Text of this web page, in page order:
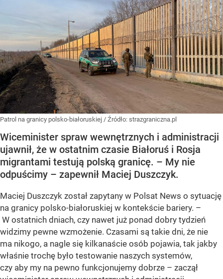
Patrol na granicy polsko-białoruskiej / Źródło: strazgraniczna.pl
Wiceminister spraw wewnętrznych i administracji
ujawnił, że w ostatnim czasie Białoruś i Rosja
migrantami testują polską granicę. – My nie
odpuścimy – zapewnił Maciej Duszczyk.
Maciej Duszczyk został zapytany w Polsat News o sytuację
na granicy polsko-białoruskiej w kontekście bariery. –
W ostatnich dniach, czy nawet już ponad dobry tydzień
widzimy pewne wzmożenie. Czasami są takie dni, że nie
ma nikogo, a nagle się kilkanaście osób pojawia, tak jakby
właśnie trochę było testowanie naszych systemów,
czy aby my na pewno funkcjonujemy dobrze – zaczął